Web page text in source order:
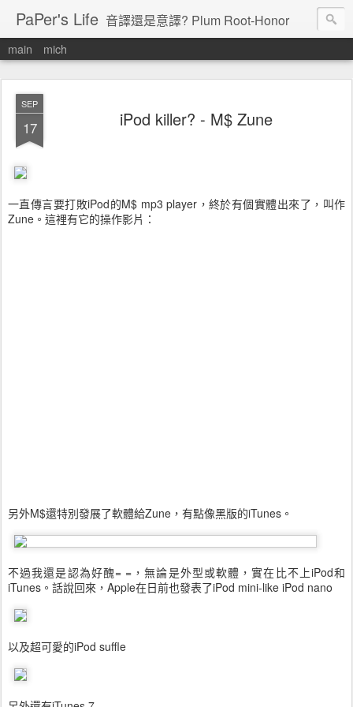
PaPer's Life 音譯還是意譯? Plum Root-Honor
main mich
SEP
17 iPod killer? - M$ Zune
一直傳言要打敗iPod的M$ mp3 player，終於有個實體出來了，叫作
Zune。這裡有它的操作影片：
另外M$還特別發展了軟體給Zune，有點像黑版的iTunes。
不過我還是認為好醜= =，無論是外型或軟體，實在比不上iPod和
iTunes。話說回來，Apple在日前也發表了iPod mini-like iPod nano
以及超可愛的iPod suffle